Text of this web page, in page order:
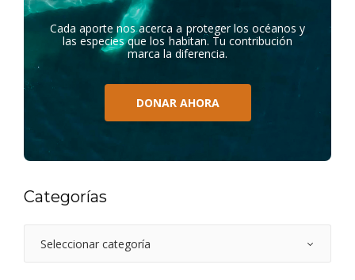
Cada aporte nos acerca a proteger los océanos y
las especies que los habitan. Tu contribución
marca la diferencia.
DONAR AHORA
Categorías